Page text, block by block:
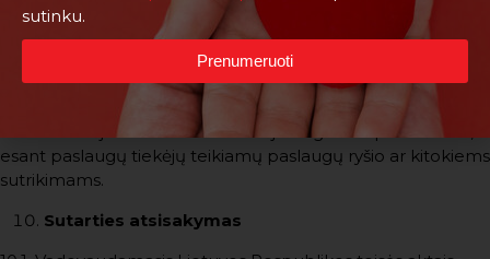
9.3. Pirkėjas visus pranešimus ir klausimus siunčia Pardavėjui
e-parduotuvėje nurodytais Pardavėjo kontaktiniais
9.4. Pardavėjas neatsako už Pirkėjo negautus pranešimus,
esant paslaugų tiekėjų teikiamų paslaugų ryšio ar kitokiems
sutrikimams.
Sutarties atsisakymas
sutinku.
Prenumeruoti